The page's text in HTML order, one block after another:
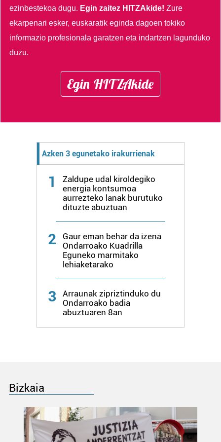
ezinbestekoa dugu. Egin zaitez HITZAkide!Zure
ekarpenari esker, euskaratik eginda dagoen tokiko
informazio profesionala garatzen eta indartzen lagunduko
duzu.
Egin HITZAkide
Azken 3 egunetako irakurrienak
1
Zaldupe udal kiroldegiko
energia kontsumoa
aurrezteko lanak burutuko
dituzte abuztuan
2
Gaur eman behar da izena
Ondarroako Kuadrilla
Eguneko marmitako
lehiaketarako
3
Arraunak zipriztinduko du
Ondarroako badia
abuztuaren 8an
Bizkaia